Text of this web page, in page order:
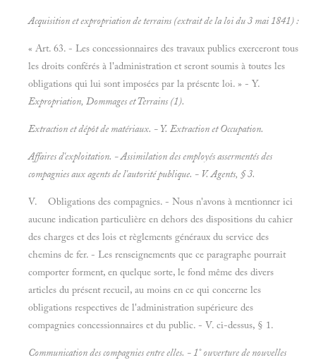
Acquisition et expropriation de terrains (extrait de la loi du 3 mai 1841) :
« Art. 63. - Les concessionnaires des travaux publics exerceront tous
les droits conférés à l'administration et seront soumis à toutes les
obligations qui lui sont imposées par la présente loi. » - Y.
Expropriation, Dommages etTerrains (1).
Extraction et dépôt de matériaux. - Y. Extraction etOccupation.
Affaires d'exploitation. - Assimilation des employés assermentés des
compagnies aux agents de l'autorité publique. - V.Agents, § 3.
V. Obligations des compagnies. - Nous n'avons à mentionner ici
aucune indication particulière en dehors des dispositions du cahier
des charges et des lois et règlements généraux du service des
chemins de fer. - Les renseignements que ce paragraphe pourrait
comporter forment, en quelque sorte, le fond même des divers
articles du présent recueil, au moins en ce qui concerne les
obligations respectives de l'administration supérieure des
compagnies concessionnaires et du public. - V. ci-dessus, § 1.
Communication des compagnies entre elles. - 1° ouverture de nouvelles